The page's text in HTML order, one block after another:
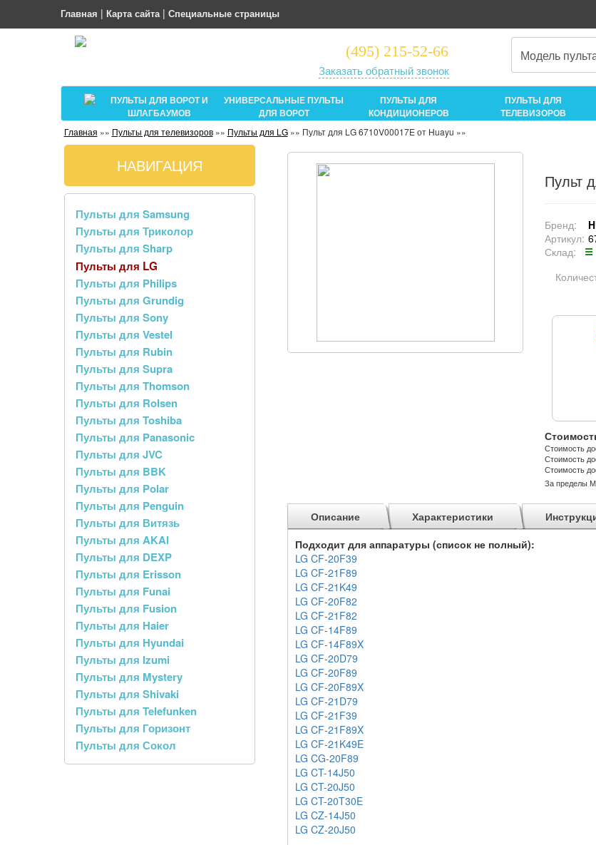
Главная | Карта сайта | Специальные страницы
(495) 215-52-66
Заказать обратный звонок
ПУЛЬТЫ ДЛЯ ВОРОТ И
ШЛАГБАУМОВ
УНИВЕРСАЛЬНЫЕ ПУЛЬТЫ
ДЛЯ ВОРОТ
ПУЛЬТЫ ДЛЯ
КОНДИЦИОНЕРОВ
ПУЛЬТЫ ДЛЯ
ТЕЛЕВИЗОРОВ
Главная »» Пульты для телевизоров»» Пульты для LG»» Пульт для LG 6710V00017E от Huayu »»
НАВИГАЦИЯ
Пульты для Samsung
Пульты для Триколор
Пульты для Sharp
Пульты для LG
Пульты для Philips
Пульты для Grundig
Пульты для Sony
Пульты для Vestel
Пульты для Rubin
Пульты для Supra
Пульты для Thomson
Пульты для Rolsen
Пульты для Toshiba
Пульты для Panasonic
Пульты для JVC
Пульты для BBK
Пульты для Polar
Пульты для Penguin
Пульты для Витязь
Пульты для AKAI
Пульты для DEXP
Пульты для Erisson
Пульты для Funai
Пульты для Fusion
Пульты для Haier
Пульты для Hyundai
Пульты для Izumi
Пульты для Mystery
Пульты для Shivaki
Пульты для Telefunken
Пульты для Горизонт
Пульты для Сокол
Пульт
Бренд:
Артикул:
Склад:
☰
Стоимость
Стоимость
Стоимость
За пределы
Описание Характеристики
Подходит для аппаратуры (список не полный):
LG CF-20F39
LG CF-21F89
LG CF-21K49
LG CF-20F82
LG CF-21F82
LG CF-14F89
LG CF-14F89X
LG CF-20D79
LG CF-20F89
LG CF-20F89X
LG CF-21D79
LG CF-21F39
LG CF-21F89X
LG CF-21K49E
LG CG-20F89
LG CT-14J50
LG CT-20J50
LG CT-20T30E
LG CZ-14J50
LG CZ-20J50